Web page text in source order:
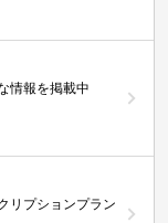
情報を掲載中
リプションプラン